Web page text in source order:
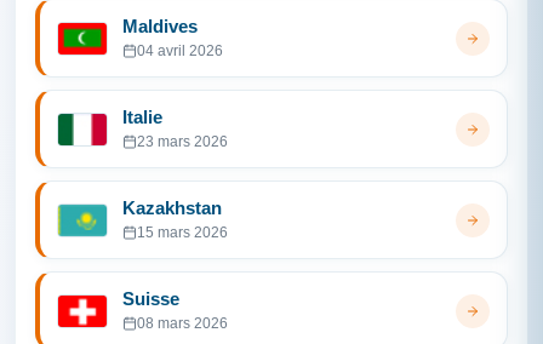
Maldives
04 avril 2026
Italie
23 mars 2026
Kazakhstan
15 mars 2026
Suisse
08 mars 2026